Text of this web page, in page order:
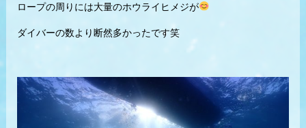
ロープの周りには大量のホウライヒメジが
ダイバーの数より断然多かったです笑